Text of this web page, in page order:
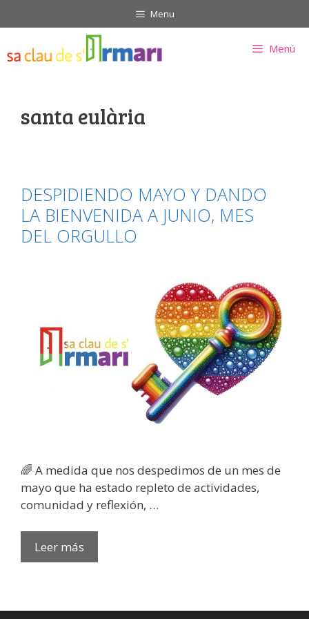
al
Menu
Menú
santa eulària
DESPIDIENDO MAYO Y DANDO
LA BIENVENIDA A JUNIO, MES
DEL ORGULLO
​🌈 A medida que nos despedimos de un mes de
mayo que ha estado repleto de actividades,
comunidad y reflexión, …
Leer más
MAYO
LA